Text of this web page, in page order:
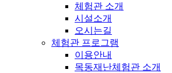
체험관 소개
시설소개
오시는길
체험관 프로그램
이용안내
목동재난체험관 소개